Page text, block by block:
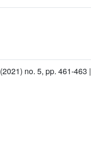
(2021) no. 5, pp. 461-463 |